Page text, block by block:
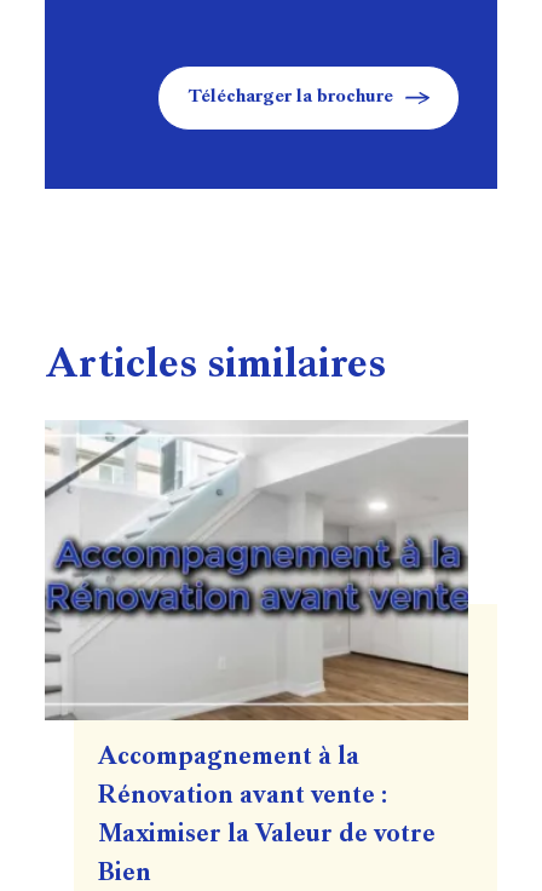
Télécharger la brochure
Articles similaires
Accompagnement à la
Rénovation avant vente :
Maximiser la Valeur de votre
Bien